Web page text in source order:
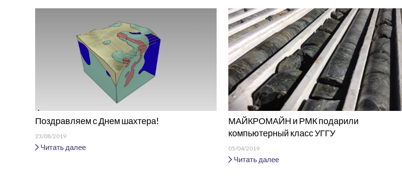
Поздравляем с Днем шахтера!
23/08/2019
Читать далее
МАЙКРОМАЙН и РМК подарили
компьютерный класс УГГУ
05/04/2019
Читать далее